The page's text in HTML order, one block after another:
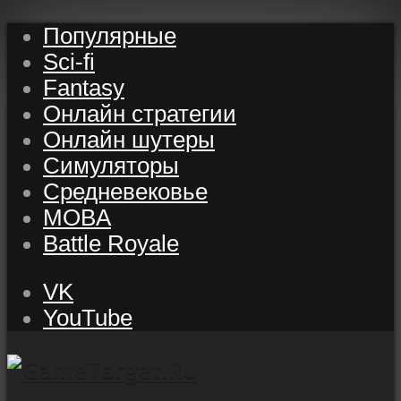
Популярные
Sci-fi
Fantasy
Онлайн стратегии
Онлайн шутеры
Симуляторы
Средневековье
MOBA
Battle Royale
VK
YouTube